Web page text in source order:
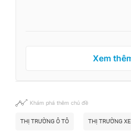
Xem
Khám phá thêm chủ đề
THỊ TRƯỜNG Ô TÔ THỊ TRƯỜNG XE